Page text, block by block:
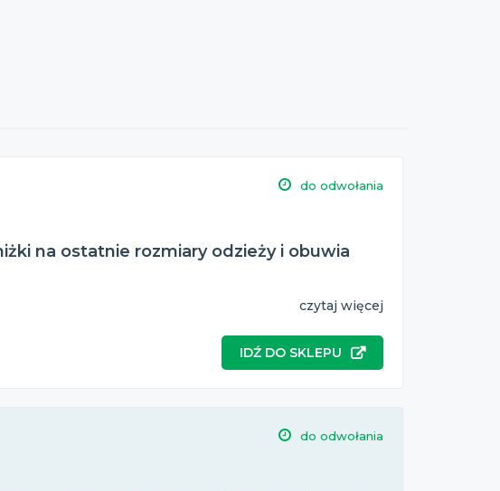
do odwołania
na ostatnie rozmiary odzieży i obuwia
czytaj więcej
IDŹ DO SKLEPU
do odwołania